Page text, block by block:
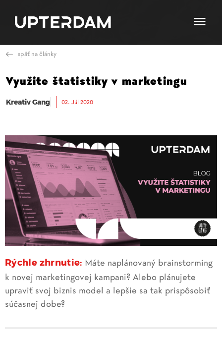
späť na články
Využite štatistiky v marketingu
Kreativ Gang 02. Júl 2020
Rýchle zhrnutie: Máte naplánovaný brainstorming
k novej marketingovej kampani? Alebo plánujete
upraviť svoj biznis model a lepšie sa tak prispôsobiť
súčasnej dobe?